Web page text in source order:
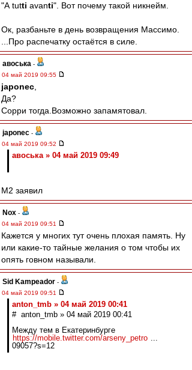
"А tutti avanti". Вот почему такой никнейм.
Ок, разбаньте в день возвращения Массимо.
...Про распечатку остаётся в силе.
авоська -
04 май 2019 09:55
japonec
Да?
Сорри тогда.Возможно запамятовал.
japonec -
04 май 2019 09:52
авоська » 04 май 2019 09:49
М2 заявил
Nox -
04 май 2019 09:51
Кажется у многих тут очень плохая память. Ну
или какие-то тайные желания о том чтобы их
опять говном называли.
Sid Kampeador -
04 май 2019 09:51
anton_tmb » 04 май 2019 00:41
# anton_tmb » 04 май 2019 00:41
Между тем в Екатеринбурге
https://mobile.twitter.com/arseny_petro ...
09057?s=12